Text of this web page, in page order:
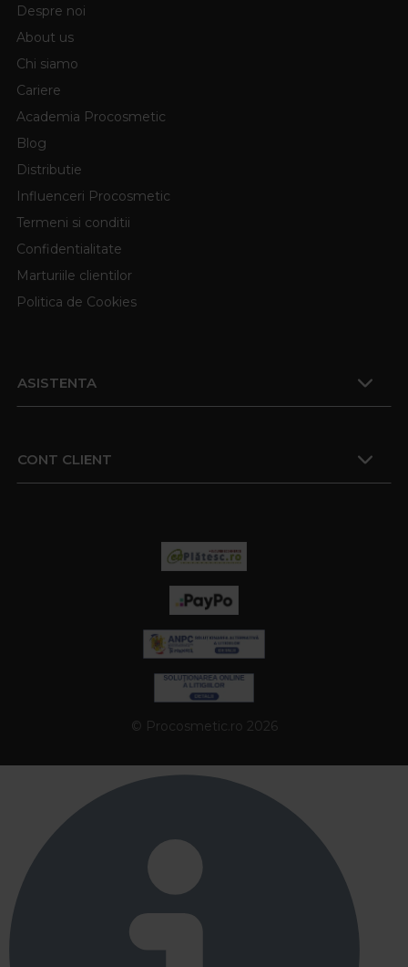
Despre noi
About us
Chi siamo
Cariere
Academia Procosmetic
Blog
Distributie
Influenceri Procosmetic
Termeni si conditii
Confidentialitate
Marturiile clientilor
Politica de Cookies
ASISTENTA
CONT CLIENT
© Procosmetic.ro 2026